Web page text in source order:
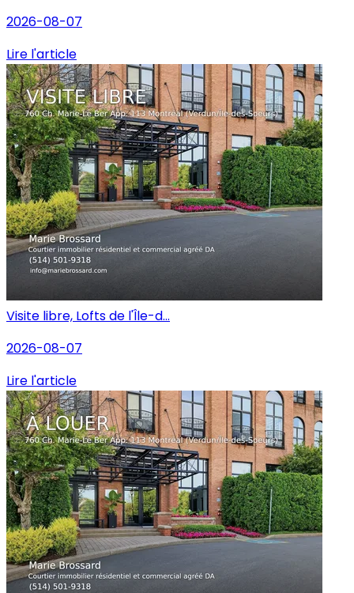
2026-08-07
Lire l'article
Visite libre, Lofts de l'Île-d...
2026-08-07
Lire l'article